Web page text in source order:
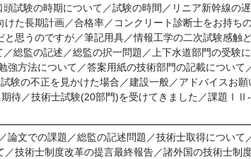
試験の時期について／試験の時間／リニア新幹線の
た長期計画／合格率／コンクリート診断士をお持ち
思うのですが／筆記用具／情報工学の二次試験感触
総監の記述／総監の択一問題／上下水道部門の受験
強方法について／答案用紙の技術部門の記載について
験の不正を見かけた場合／建設一般／アドバイスお
待／技術士試験(20部門)を受けてきました／課題
論文での課題／総監の記述問題／技術士取得について
技術士制度改革の提言最終報告／諸外国の技術士制